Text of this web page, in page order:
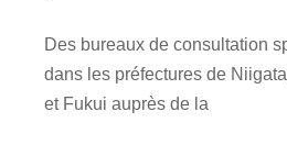
Des bureaux de consultation
dans les préfectures de
et Fukui auprès de la